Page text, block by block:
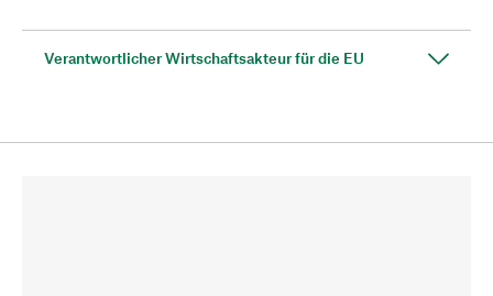
Verantwortlicher Wirtschaftsakteur für die EU